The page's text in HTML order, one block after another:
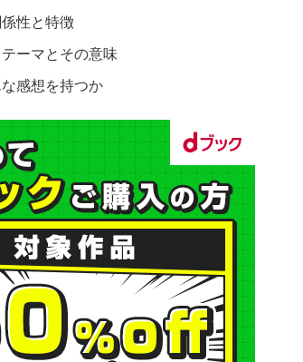
性と特徴
ーマとその意味
感想を持つか